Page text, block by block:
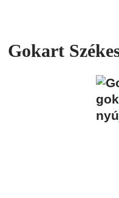
Gokart